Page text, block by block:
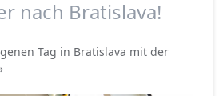
nach Bratislava!
Tag in Bratislava mit der